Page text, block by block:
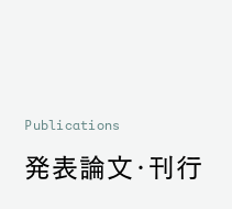
発表論文・刊行
Publications